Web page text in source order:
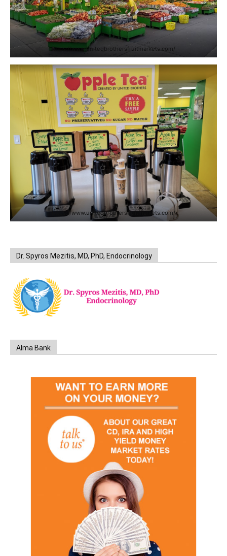
https://www.unitedbrothersfruitmarkets.com/
https://www.unitedbrothersfruitmarkets.com/
Dr. Spyros Mezitis, MD, PhD, Endocrinology
Alma Bank